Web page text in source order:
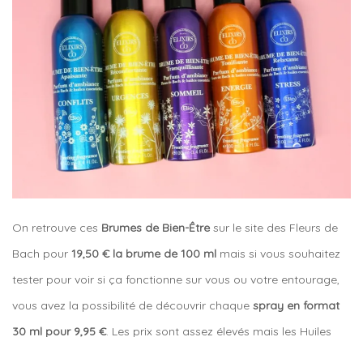
On retrouve ces Brumes de Bien-Être sur le site des Fleurs de
Bach pour 19,50 € la brume de 100 ml mais si vous souhaitez
tester pour voir si ça fonctionne sur vous ou votre entourage,
vous avez la possibilité de découvrir chaque spray en format
30 ml pour 9,95 €. Les prix sont assez élevés mais les Huiles